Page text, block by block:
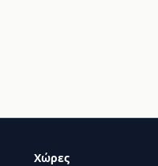
Χώρες